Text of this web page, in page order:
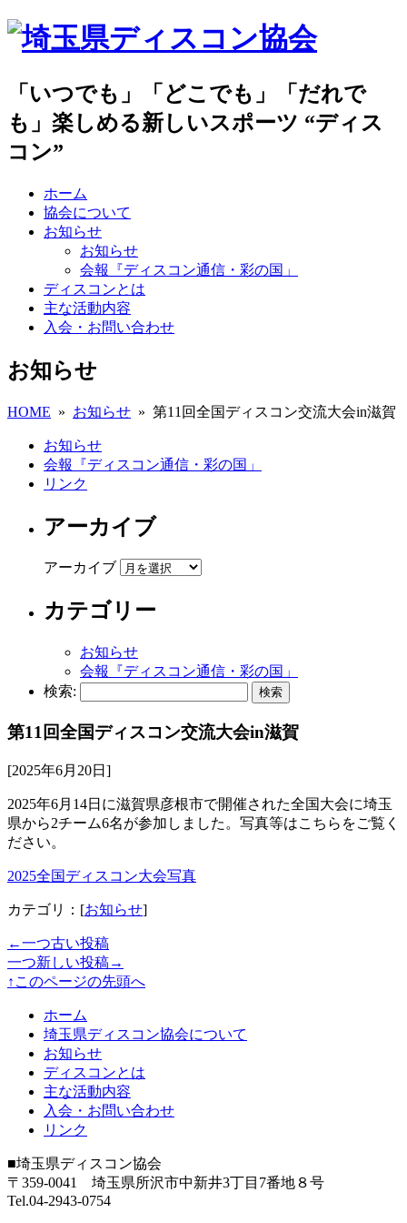
「いつでも」「どこでも」「だれで
も」楽しめる新しいスポーツ “ディス
コン”
ホーム
協会について
お知らせ
お知らせ
会報『ディスコン通信・彩の国」
ディスコンとは
主な活動内容
入会・お問い合わせ
お知らせ
HOME » お知らせ » 第11回全国ディスコン交流大会in滋賀
お知らせ
会報『ディスコン通信・彩の国」
リンク
アーカイブ
アーカイブ
カテゴリー
お知らせ
会報『ディスコン通信・彩の国」
検索:
第11回全国ディスコン交流大会in滋賀
[2025年6月20日]
2025年6月14日に滋賀県彦根市で開催された全国大会に埼玉
県から2チーム6名が参加しました。写真等はこちらをご覧く
ださい。
2025全国ディスコン大会写真
カテゴリ：[お知らせ]
←一つ古い投稿
一つ新しい投稿→
↑このページの先頭へ
ホーム
埼玉県ディスコン協会について
お知らせ
ディスコンとは
主な活動内容
入会・お問い合わせ
リンク
■埼玉県ディスコン協会
〒359-0041 埼玉県所沢市中新井3丁目7番地８号
Tel.04-2943-0754